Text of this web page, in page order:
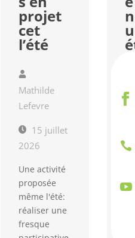


projet
cet
l’été
Mathilde
Lefevre
15 juillet
2026
Une activité
proposée
même l'été:
réaliser une
fresque